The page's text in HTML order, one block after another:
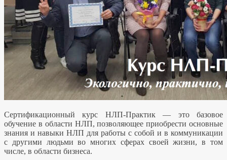
Сертификационный курс НЛП-Практик — это базовое
обучение в области НЛП, позволяющее приобрести основные
знания и навыки НЛП для работы с собой и в коммуникации
с другими людьми во многих сферах своей жизни, в том
числе, в области бизнеса.